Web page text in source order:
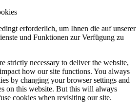
erforderlich, um Ihnen die auf unserer
und Funktionen zur Verfügung zu
strictly necessary to deliver the website,
how our site functions. You always
by changing your browser settings and
on this website. But this will always
cookies when revisiting our site.